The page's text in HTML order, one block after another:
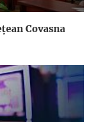
Covasna